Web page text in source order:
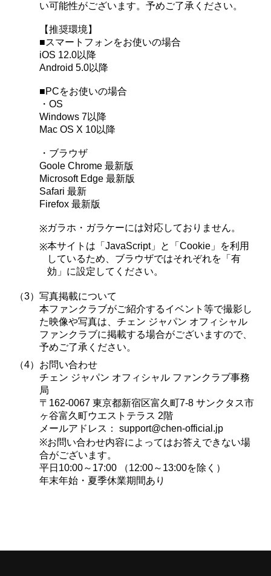
い可能性がございます。予めご了承ください。
【推奨環境】
■スマートフォンをお使いの場合
iOS 12.0以降
Android 5.0以降
■PCをお使いの場合
・OS
Windows 7以降
Mac OS X 10以降
・ブラウザ
Goole Chrome 最新版
Microsoft Edge 最新版
Safari 最新
Firefox 最新版
※ガラホ・ガラケーには対応しておりません。
※本サイトは「JavaScript」と「Cookie」を利用
しているため、ブラウザではそれぞれを「有
効」に設定してください。
（3） 写真掲載について
本ファンクラブがご紹介するイベント等で撮影し
た映像や写真は、チェン ジャパン オフィシャル
ファンクラブに掲載する場合がございますので、
予めご了承ください。
（4） お問い合わせ
チェン ジャパン オフィシャル ファンクラブ事務
局
〒162-0067 東京都新宿区富久町7-8 サンクタス市
ヶ谷富久町ウエストテラス 2階
メールアドレス： support@chen-official.jp
※お問い合わせ内容によってはお答えできない場
合がございます。
平日10:00～17:00 （12:00～13:00を除く）
年末年始・夏季休業期間あり